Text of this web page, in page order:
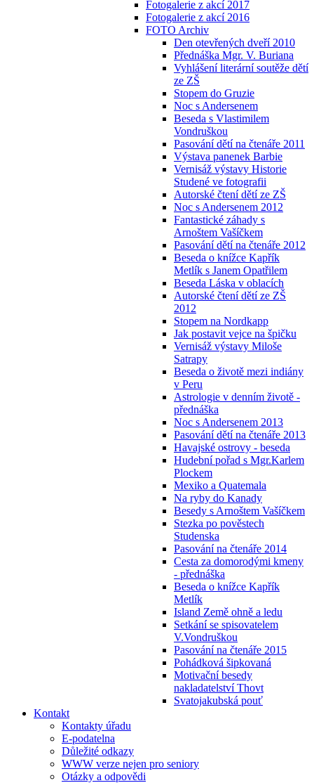
Fotogalerie z akcí 2017
Fotogalerie z akcí 2016
FOTO Archiv
Den otevřených dveří 2010
Přednáška Mgr. V. Buriana
Vyhlášení literární soutěže dětí
ze ZŠ
Stopem do Gruzie
Noc s Andersenem
Beseda s Vlastimilem
Vondruškou
Pasování dětí na čtenáře 2011
Výstava panenek Barbie
Vernisáž výstavy Historie
Studené ve fotografii
Autorské čtení dětí ze ZŠ
Noc s Andersenem 2012
Fantastické záhady s
Arnoštem Vašíčkem
Pasování dětí na čtenáře 2012
Beseda o knížce Kapřík
Metlík s Janem Opatřilem
Beseda Láska v oblacích
Autorské čtení dětí ze ZŠ
2012
Stopem na Nordkapp
Jak postavit vejce na špičku
Vernisáž výstavy Miloše
Satrapy
Beseda o životě mezi indiány
v Peru
Astrologie v denním životě -
přednáška
Noc s Andersenem 2013
Pasování dětí na čtenáře 2013
Havajské ostrovy - beseda
Hudební pořad s Mgr.Karlem
Plockem
Mexiko a Quatemala
Na ryby do Kanady
Besedy s Arnoštem Vašíčkem
Stezka po pověstech
Studenska
Pasování na čtenáře 2014
Cesta za domorodými kmeny
- přednáška
Beseda o knížce Kapřík
Metlík
Island Země ohně a ledu
Setkání se spisovatelem
V.Vondruškou
Pasování na čtenáře 2015
Pohádková šipkovaná
Motivační besedy
nakladatelství Thovt
Svatojakubská pouť
Kontakt
Kontakty úřadu
E-podatelna
Důležité odkazy
WWW verze nejen pro seniory
Otázky a odpovědi